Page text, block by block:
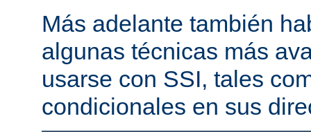
Más adelante también
algunas técnicas más
usarse con SSI, tales
condicionales en sus